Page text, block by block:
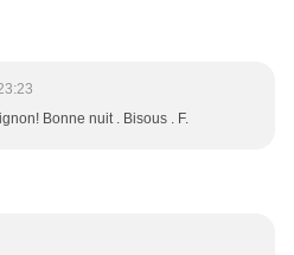
Bonne nuit . Bisous . F.